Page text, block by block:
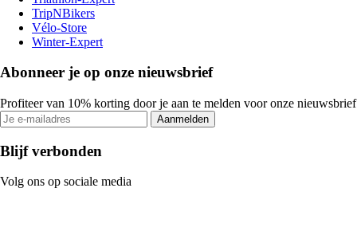
TripNBikers
Vélo-Store
Winter-Expert
Abonneer je op onze nieuwsbrief
Profiteer van 10% korting door je aan te melden voor onze nieuwsbrief
Aanmelden
Blijf verbonden
Volg ons op sociale media